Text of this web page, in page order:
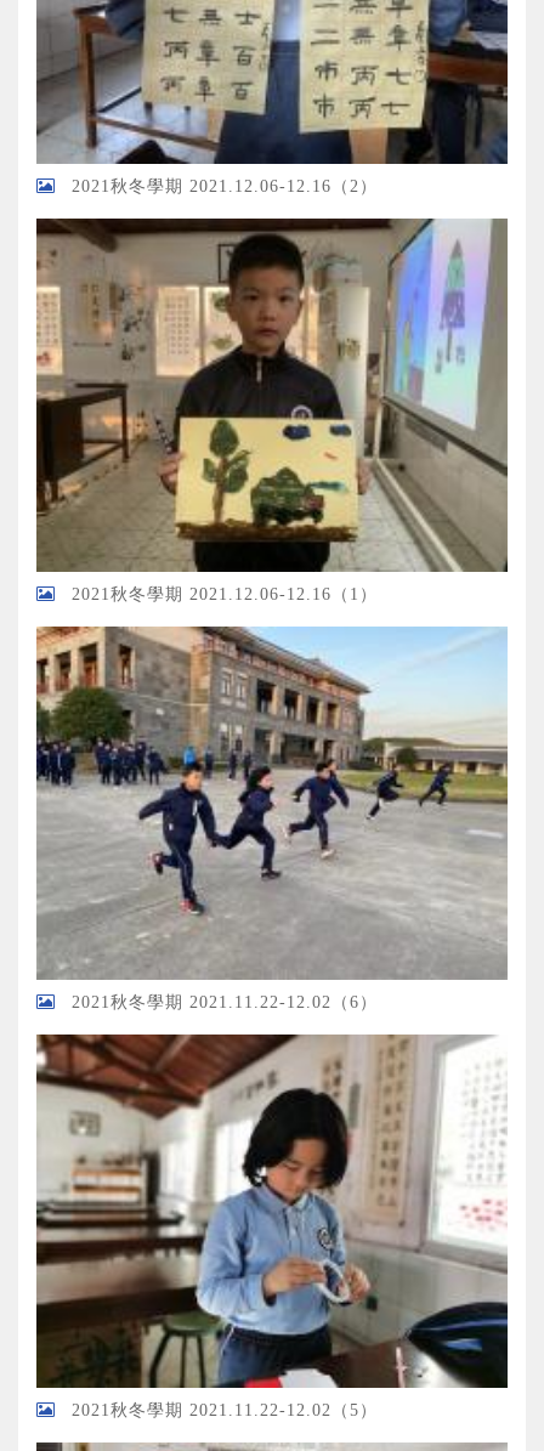
2021秋冬學期 2021.12.06-12.16（2）
2021秋冬學期 2021.12.06-12.16（1）
2021秋冬學期 2021.11.22-12.02（6）
2021秋冬學期 2021.11.22-12.02（5）